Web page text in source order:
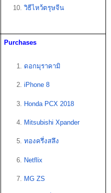
วิธีไหว้ตรุษจีน
Purchases
ดอกมุราคามิ
iPhone 8
Honda PCX 2018
Mitsubishi Xpander
ทองครึ่งสลึง
Netflix
MG ZS